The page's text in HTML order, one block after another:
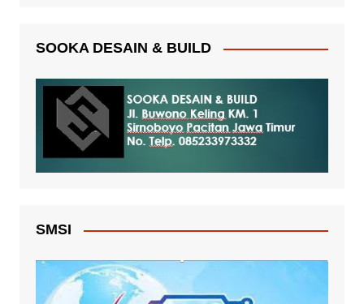
SOOKA DESAIN & BUILD
SMSI